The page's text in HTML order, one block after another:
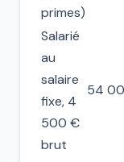
primes)
Salarié
au
salaire
fixe, 4
500 €
brut
54